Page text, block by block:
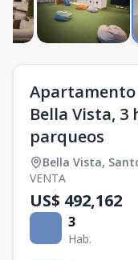
Apartamento
Bella Vista, 3
parqueos
Bella Vista,
VENTA
US$ 492,162
3
Hab.